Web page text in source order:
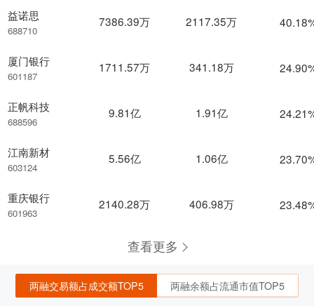
益诺思
688710
厦门银行
601187
正帆科技
688596
江南新材
603124
重庆银行
601963
7386.39万 2117.35万
1711.57万 341.18万
9.81亿 1.91亿
5.56亿 1.06亿
2140.28万 406.98万
查看更多
两融交易额占成交额TOP5 两融余额占流通市值TOP5